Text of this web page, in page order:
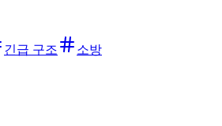
긴급 구조 소방